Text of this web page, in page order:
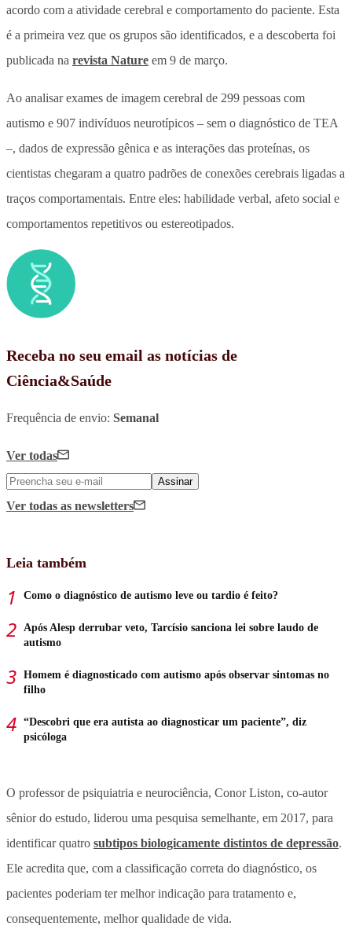
acordo com a atividade cerebral e comportamento do paciente. Esta
é a primeira vez que os grupos são identificados, e a descoberta foi
publicada na revista Nature em 9 de março.
Ao analisar exames de imagem cerebral de 299 pessoas com
autismo e 907 indivíduos neurotípicos – sem o diagnóstico de TEA
–, dados de expressão gênica e as interações das proteínas, os
cientistas chegaram a quatro padrões de conexões cerebrais ligadas a
traços comportamentais. Entre eles: habilidade verbal, afeto social e
comportamentos repetitivos ou estereotipados.
Receba no seu email as notícias de
Ciência&Saúde
Frequência de envio: Semanal
Ver todas
Assinar
Ver todas as newsletters
Leia também
Como o diagnóstico de autismo leve ou tardio é feito?
Após Alesp derrubar veto, Tarcísio sanciona lei sobre laudo de
autismo
Homem é diagnosticado com autismo após observar sintomas no
filho
“Descobri que era autista ao diagnosticar um paciente”, diz
psicóloga
O professor de psiquiatria e neurociência, Conor Liston, co-autor
sênior do estudo, liderou uma pesquisa semelhante, em 2017, para
identificar quatro subtipos biologicamente distintos de depressão.
Ele acredita que, com a classificação correta do diagnóstico, os
pacientes poderiam ter melhor indicação para tratamento e,
consequentemente, melhor qualidade de vida.